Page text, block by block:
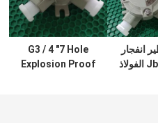
انفجار
برهان Jbox الفولاذ
G3 / 4 "7 Hole
Explosion Proof